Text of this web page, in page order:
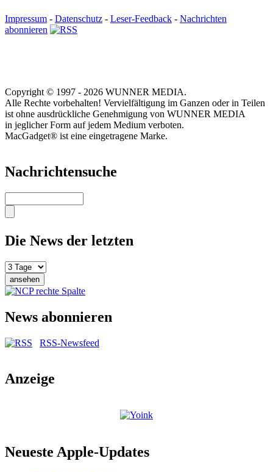
Impressum - Datenschutz - Leser-Feedback - Nachrichten
abonnieren
Copyright © 1997 - 2026 WUNNER MEDIA.
Alle Rechte vorbehalten! Vervielfältigung im Ganzen oder in Teilen
ist ohne ausdrückliche Genehmigung von WUNNER MEDIA
in jeglicher Form auf jedem Medium verboten.
MacGadget® ist eine eingetragene Marke.
Nachrichtensuche
Die News der letzten
News abonnieren
RSS-Newsfeed
Anzeige
Neueste Apple-Updates